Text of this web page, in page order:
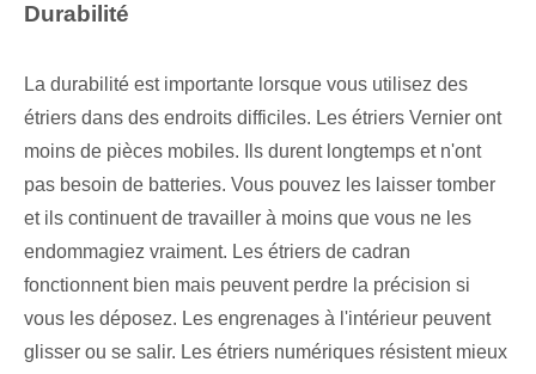
Durabilité
La durabilité est importante lorsque vous utilisez des
étriers dans des endroits difficiles. Les étriers Vernier ont
moins de pièces mobiles. Ils durent longtemps et n'ont
pas besoin de batteries. Vous pouvez les laisser tomber
et ils continuent de travailler à moins que vous ne les
endommagiez vraiment. Les étriers de cadran
fonctionnent bien mais peuvent perdre la précision si
vous les déposez. Les engrenages à l'intérieur peuvent
glisser ou se salir. Les étriers numériques résistent mieux